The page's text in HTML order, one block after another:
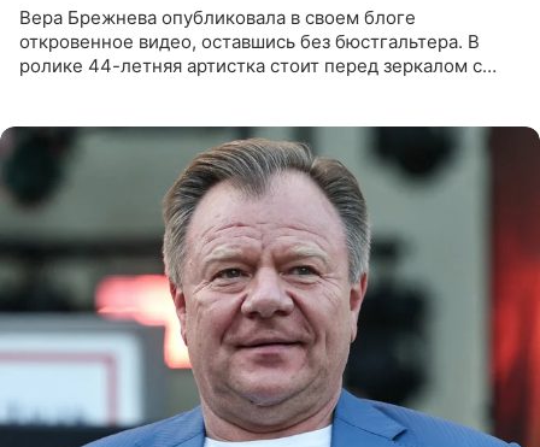
Вера Брежнева опубликовала в своем блоге
откровенное видео, оставшись без бюстгальтера. В
ролике 44-летняя артистка стоит перед зеркалом с